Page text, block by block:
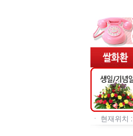
ㆍ 현재위치 :